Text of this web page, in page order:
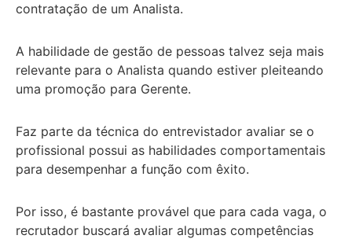
contratação de um Analista.
A habilidade de gestão de pessoas talvez seja mais
relevante para o Analista quando estiver pleiteando
uma promoção para Gerente.
Faz parte da técnica do entrevistador avaliar se o
profissional possui as habilidades comportamentais
para desempenhar a função com êxito.
Por isso, é bastante provável que para cada vaga, o
recrutador buscará avaliar algumas competências